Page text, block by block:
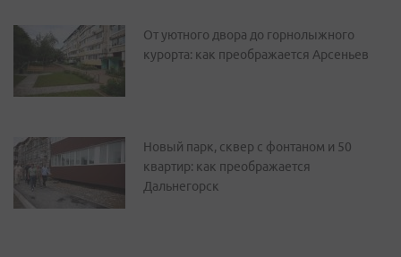
От уютного двора до горнолыжного
курорта: как преображается Арсеньев
Новый парк, сквер с фонтаном и 50
квартир: как преображается
Дальнегорск